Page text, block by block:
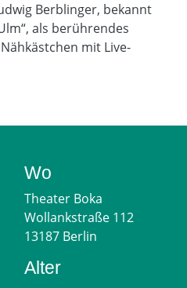
Berblinger, bekannt
als berührendes
mit Live-
Wo
Theater Boka
Wollankstraße 112
13187 Berlin
Alter